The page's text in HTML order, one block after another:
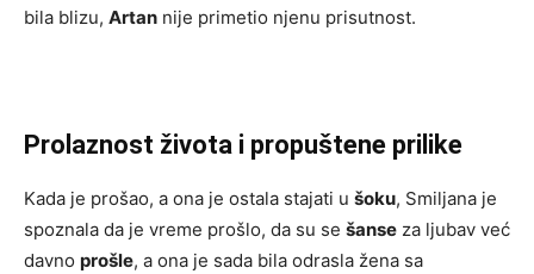
bila blizu, Artan nije primetio njenu prisutnost.
Prolaznost života i propuštene prilike
Kada je prošao, a ona je ostala stajati u šoku, Smiljana je
spoznala da je vreme prošlo, da su se šanse za ljubav već
davno prošle, a ona je sada bila odrasla žena sa